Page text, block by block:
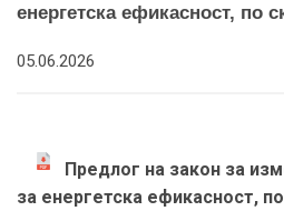
енергетска ефикасност, по
05.06.2026
Предлог на закон за
за енергетска ефикасност,